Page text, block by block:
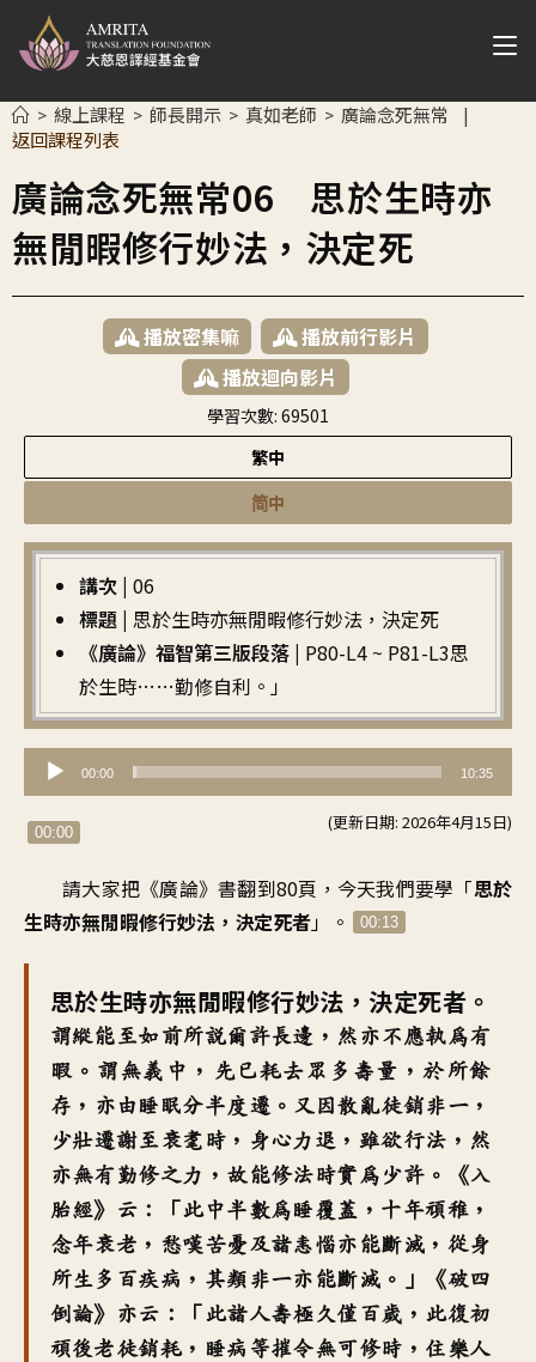
> 線上課程 > 師長開示 > 真如老師 > 廣論念死無常 |
返回課程列表
廣論念死無常06 思於生時亦
無閒暇修行妙法，決定死
播放密集嘛
播放前行影片
播放迴向影片
學習次數: 69501
繁中
简中
講次 | 06
標題 | 思於生時亦無閒暇修行妙法，決定死
《廣論》福智第三版段落 | P80-L4 ~ P81-L3思
於生時……勤修自利。」
訊
播
00:00 10:35
(更新日期: 2026年4月15日)
00:00
請大家把《廣論》書翻到80頁， 今天我們要學 「思於
生時亦無閒暇修行妙法 ， 決定死者」。 00:13
思於生時亦無閒暇修行妙法 ， 決定死者 。
謂縱能至如前所說爾許長邊 ， 然亦不應執為有
暇 。 謂無義中 ， 先已耗去眾多壽量 ，於所餘
存 ， 亦由睡眠分半度遷 。 又因散亂徒銷非一 ，
少壯遷謝至衰耄時 ， 身心力退 ， 雖欲行法 ， 然
亦無有勤修之力 ， 故能修法時實為少許 。《入
胎經》云 ：「此中半數為睡覆蓋 ， 十年頑稚 ，
念年衰老 ， 愁嘆苦憂及諸恚惱亦能斷滅 ， 從身
所生多百疾病 ， 其類非一亦能斷滅 。」《破四
倒論》亦云 ：「此諸人壽極久僅百歲 ， 此復初
頑後老徒銷耗， 睡病等摧令無可修時 ， 住樂人